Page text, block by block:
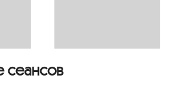
сеансов